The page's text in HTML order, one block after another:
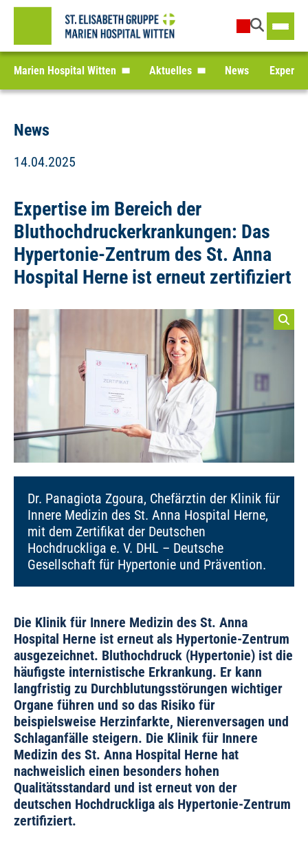
Marien Hospital Witten Aktuelles News
News
14.04.2025
Expertise im Bereich der
Bluthochdruckerkrankungen: Das
Hypertonie-Zentrum des St. Anna
Hospital Herne ist erneut zertifiziert
Dr. Panagiota Zgoura, Chefärztin der Klinik für
Innere Medizin des St. Anna Hospital Herne,
mit dem Zertifikat der Deutschen
Hochdruckliga e. V. DHL – Deutsche
Gesellschaft für Hypertonie und Prävention.
Die Klinik für Innere Medizin des St. Anna
Hospital Herne ist erneut als Hypertonie-Zentrum
ausgezeichnet. Bluthochdruck (Hypertonie) ist die
häufigste internistische Erkrankung. Er kann
langfristig zu Durchblutungsstörungen wichtiger
Organe führen und so das Risiko für
beispielsweise Herzinfarkte, Nierenversagen und
Schlaganfälle steigern. Die Klinik für Innere
Medizin des St. Anna Hospital Herne hat
nachweislich einen besonders hohen
Qualitätsstandard und ist erneut von der
deutschen Hochdruckliga als Hypertonie-Zentrum
zertifiziert.